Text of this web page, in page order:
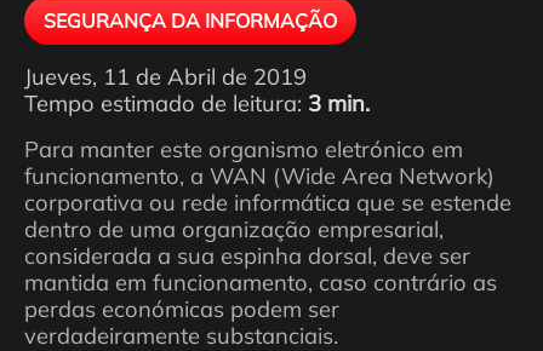
SEGURANÇA DA INFORMAÇÃO
Jueves, 11 de Abril de 2019
Tempo estimado de leitura: 3 min.
Para manter este organismo eletrónico em
funcionamento, a WAN (Wide Area Network)
corporativa ou rede informática que se estende
dentro de uma organização empresarial,
considerada a sua espinha dorsal, deve ser
mantida em funcionamento, caso contrário as
perdas económicas podem ser
verdadeiramente substanciais.